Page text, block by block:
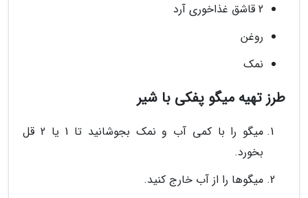
2 قاشق غذاخوری آرد
روغن
نمک
طرز تهیه میگو پفکی با شیر
میگو را با کمی آب و نمک بجوشانید تا 1 یا 2 قل
بخورد.
میگوها را از آب خارج کنید.